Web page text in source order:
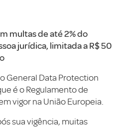
multas de até 2% do
jurídica, limitada a R$ 50
General Data Protection
é o Regulamento de
vigor na União Europeia.
sua vigência, muitas